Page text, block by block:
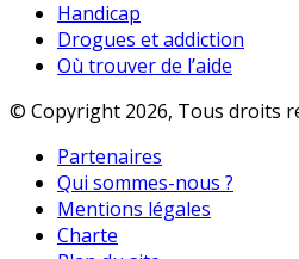
Handicap
Drogues et addiction
Où trouver de l’aide
© Copyright 2026, Tous droits
Partenaires
Qui sommes-nous ?
Mentions légales
Charte